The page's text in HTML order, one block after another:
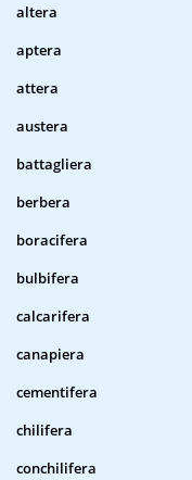
altera
aptera
attera
austera
battagliera
berbera
boracifera
bulbifera
calcarifera
canapiera
cementifera
chilifera
conchilifera